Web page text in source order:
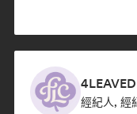
經紀人, 經